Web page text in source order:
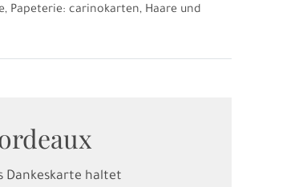
Papeterie: carinokarten, Haare und
Dankeskarte haltet